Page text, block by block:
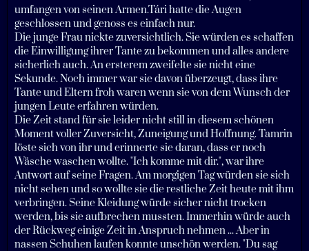
umfangen von seinen Armen.Tári hatte die Augen
geschlossen und genoss es einfach nur.
Die junge Frau nickte zuversichtlich. Sie würden es schaffen
die Einwilligung ihrer Tante zu bekommen und alles andere
sicherlich auch. An ersterem zweifelte sie nicht eine
Sekunde. Noch immer war sie davon überzeugt, dass ihre
Tante und Eltern froh waren wenn sie von dem Wunsch der
jungen Leute erfahren würden.
Die Zeit stand für sie leider nicht still in diesem schönen
Moment voller Zuversicht, Zuneigung und Hoffnung. Tamrin
löste sich von ihr und erinnerte sie daran, dass er noch
Wäsche waschen wollte. "Ich komme mit dir.", war ihre
Antwort auf seine Fragen. Am morgigen Tag würden sie sich
nicht sehen und so wollte sie die restliche Zeit heute mit ihm
verbringen. Seine Kleidung würde sicher nicht trocken
werden, bis sie aufbrechen mussten. Immerhin würde auch
der Rückweg einige Zeit in Anspruch nehmen ... Aber in
nassen Schuhen laufen konnte unschön werden. "Du sag